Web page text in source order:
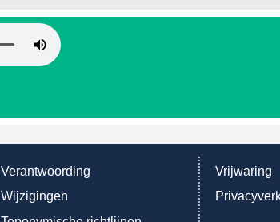
Verantwoording
Wijzigingen
Vrijwaring